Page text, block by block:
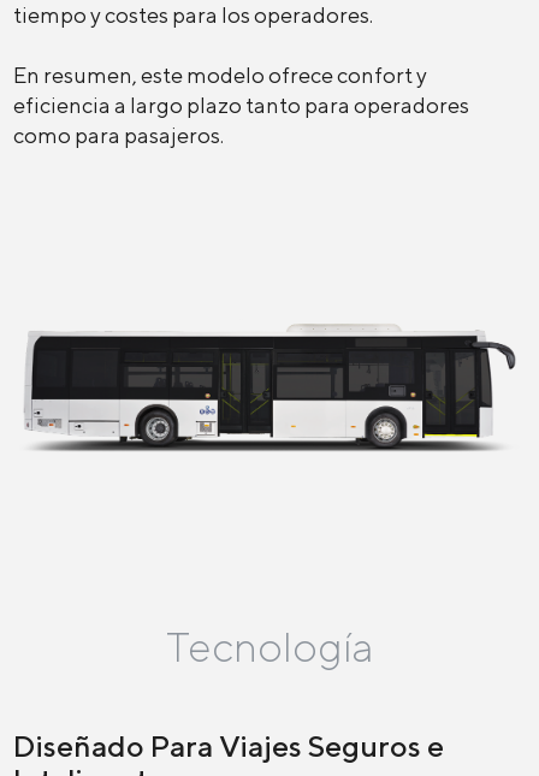
tiempo y costes para los operadores.
En resumen, este modelo ofrece confort y
eficiencia a largo plazo tanto para operadores
como para pasajeros.
Tecnología
Diseñado Para Viajes Seguros e